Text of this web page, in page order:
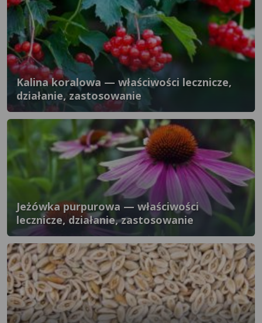
Kalina koralowa — właściwości lecznicze,
działanie, zastosowanie
Jeżówka purpurowa — właściwości
lecznicze, działanie, zastosowanie